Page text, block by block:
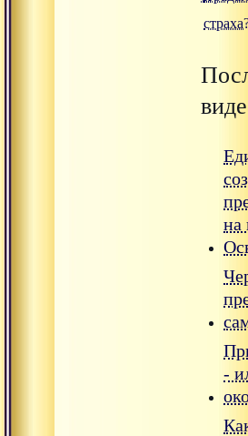
на
-